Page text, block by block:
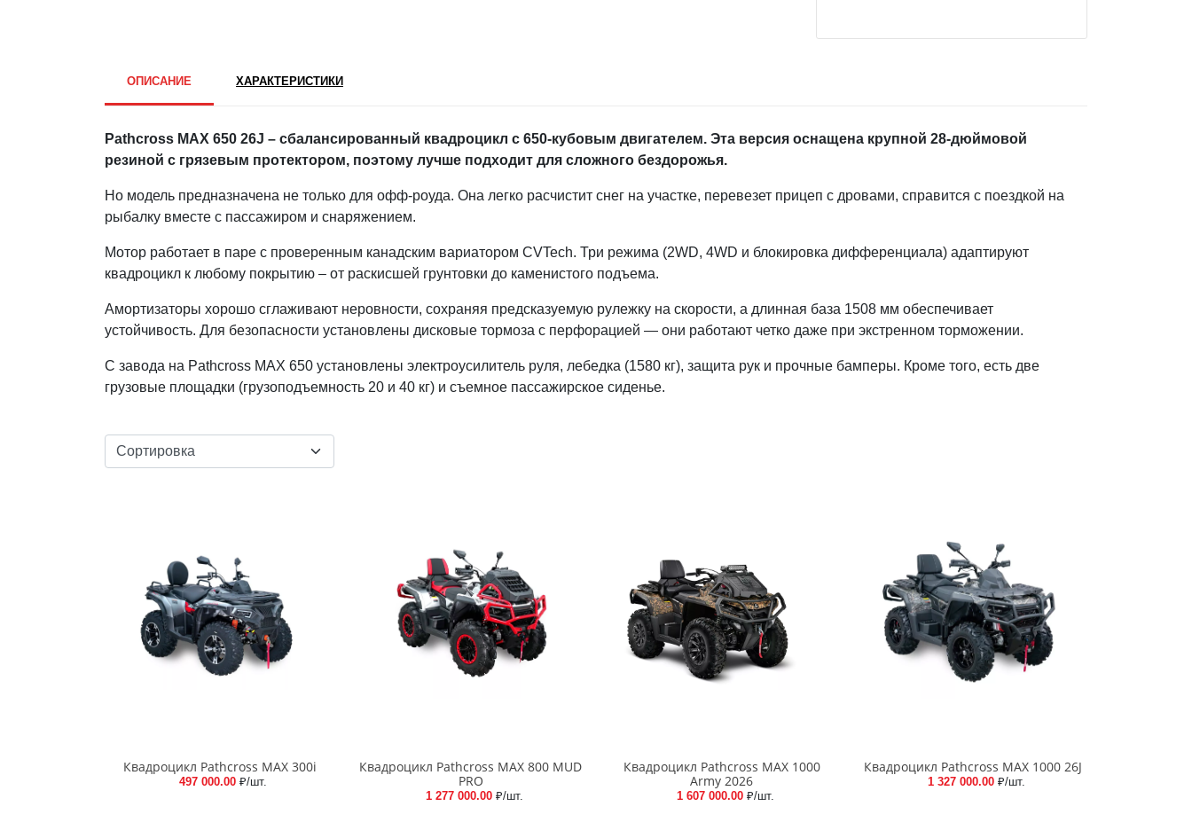
ОПИСАНИЕ ХАРАКТЕРИСТИКИ
Pathcross MAX 650 26J – сбалансированный квадроцикл с 650-кубовым двигателем. Эта версия оснащена крупной 28-дюймовой
резиной с грязевым протектором, поэтому лучше подходит для сложного бездорожья.
Но модель предназначена не только для офф-роуда. Она легко расчистит снег на участке, перевезет прицеп с дровами, справится с поездкой на
рыбалку вместе с пассажиром и снаряжением.
Мотор работает в паре с проверенным канадским вариатором CVTech. Три режима (2WD, 4WD и блокировка дифференциала) адаптируют
квадроцикл к любому покрытию – от раскисшей грунтовки до каменистого подъема.
Амортизаторы хорошо сглаживают неровности, сохраняя предсказуемую рулежку на скорости, а длинная база 1508 мм обеспечивает
устойчивость. Для безопасности установлены дисковые тормоза с перфорацией — они работают четко даже при экстренном торможении.
С завода на Pathcross MAX 650 установлены электроусилитель руля, лебедка (1580 кг), защита рук и прочные бамперы. Кроме того, есть две
грузовые площадки (грузоподъемность 20 и 40 кг) и съемное пассажирское сиденье.
Квадроцикл Pathcross MAX 300i
497 000.00 ₽/шт.
Квадроцикл Pathcross MAX 800 MUD
PRO
1 277 000.00 ₽/шт.
Квадроцикл Pathcross MAX 1000
Army 2026
1 607 000.00 ₽/шт.
Квадроцикл Pathcross MAX 1000 26J
1 327 000.00 ₽/шт.